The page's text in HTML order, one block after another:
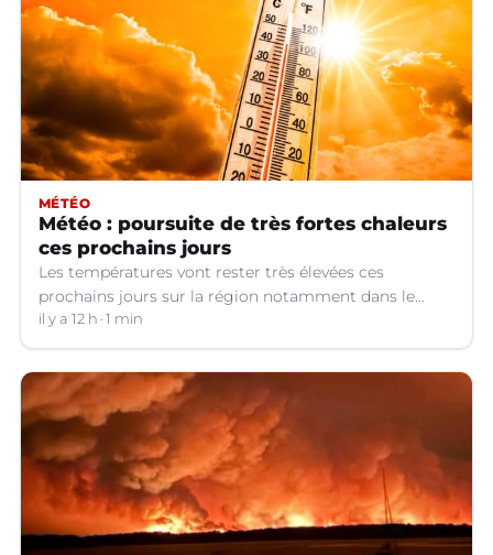
MÉTÉO
Météo : poursuite de très fortes chaleurs
ces prochains jours
Les températures vont rester très élevées ces
prochains jours sur la région notamment dans le
Languedoc.
il y a 12 h 1 min